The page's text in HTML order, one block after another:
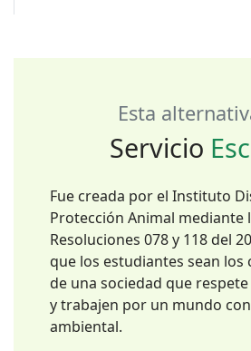
Esta
Servicio
Fue creada por el Instituto
Protección Animal mediante
Resoluciones 078 y 118 del
que los estudiantes sean
de una sociedad que
y trabajen por un mundo
ambiental.